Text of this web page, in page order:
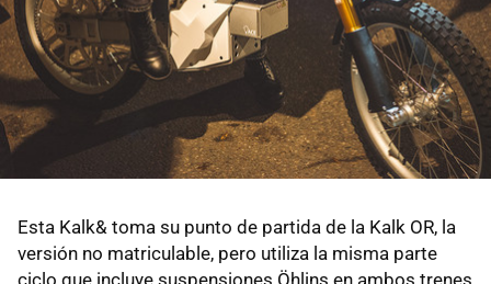
Esta Kalk& toma su punto de partida de la Kalk OR, la
versión no matriculable, pero utiliza la misma parte
ciclo que incluye suspensiones Öhlins en ambos trenes